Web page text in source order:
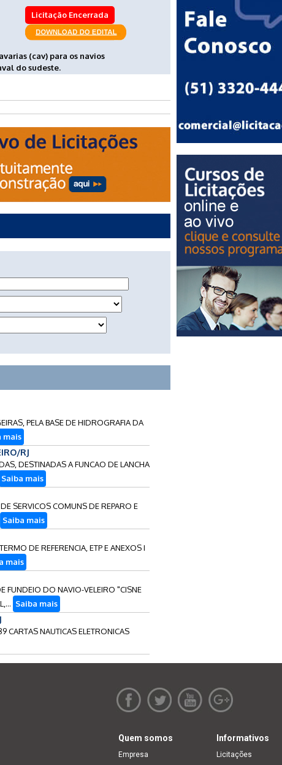
Licitação Encerrada
(cav) para os navios
do sudeste.
PELA BASE DE HIDROGRAFIA DA
mais
RJ
DESTINADAS A FUNCAO DE LANCHA
Saiba mais
SERVICOS COMUNS DE REPARO E
Saiba mais
DE REFERENCIA, ETP E ANEXOS I
mais
FUNDEIO DO NAVIO-VELEIRO "CISNE
Saiba mais
CARTAS NAUTICAS ELETRONICAS
Quem somos
Empresa
Informativos
Licitações